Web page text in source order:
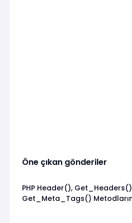
Öne çıkan gönderiler
PHP Header(),
Get_Meta_Tags()